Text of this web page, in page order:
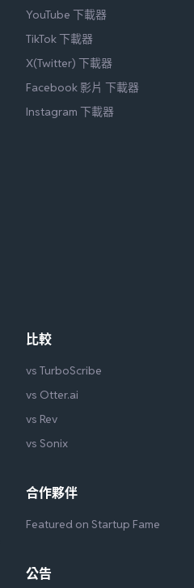
YouTube 下載器
TikTok 下載器
X(Twitter) 下載器
Facebook 影片 下載器
Instagram 下載器
比較
vs TurboScribe
vs Otter.ai
vs Rev
vs Sonix
合作夥伴
Featured on Startup Fame
公告